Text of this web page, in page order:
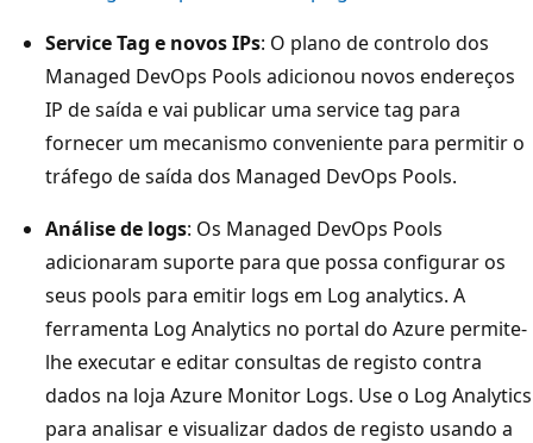
Service Tag e novos IPs: O plano de controlo dos
Managed DevOps Pools adicionou novos endereços
IP de saída e vai publicar uma service tag para
fornecer um mecanismo conveniente para permitir o
tráfego de saída dos Managed DevOps Pools.
Análise de logs: Os Managed DevOps Pools
adicionaram suporte para que possa configurar os
seus pools para emitir logs em Log analytics. A
ferramenta Log Analytics no portal do Azure permite-
lhe executar e editar consultas de registo contra
dados na loja Azure Monitor Logs. Use o Log Analytics
para analisar e visualizar dados de registo usando a